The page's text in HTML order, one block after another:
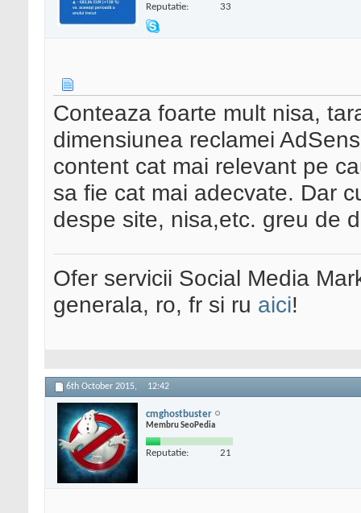
Reputatie: 33
Conteaza foarte mult nisa,
dimensiunea reclamei
content cat mai relevant pe
sa fie cat mai adecvate. Dar
despe site, nisa,etc. greu de
Ofer servicii Social Media
generala, ro, fr si ru aici!
6th October 2015, 12:42
cmghostbuster
Membru SeoPedia
Reputatie: 21